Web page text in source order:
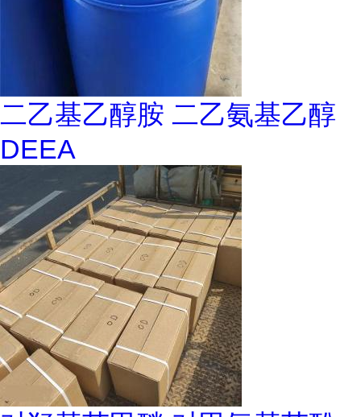
二乙基乙醇胺 二乙氨基乙醇
DEEA